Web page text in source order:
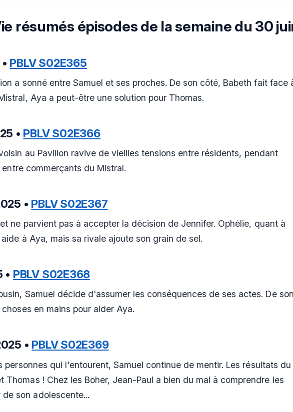
résumés épisodes de la semaine du 30
PBLV S02E365
a sonné entre Samuel et ses proches. De son côté, Babeth fait face
Aya a peut-être une solution pour Thomas.
• PBLV S02E366
au Pavillon ravive de vieilles tensions entre résidents, pendant
commerçants du Mistral.
• PBLV S02E367
ne parvient pas à accepter la décision de Jennifer. Ophélie, quant à
à Aya, mais sa rivale ajoute son grain de sel.
• PBLV S02E368
Samuel décide d'assumer les conséquences de ses actes. De
en mains pour aider Aya.
• PBLV S02E369
personnes qui l'entourent, Samuel continue de mentir. Les résultats du
Thomas ! Chez les Boher, Jean-Paul a bien du mal à comprendre les
son adolescente...